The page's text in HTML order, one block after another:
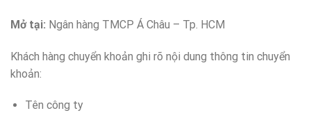
Mở tại: Ngân hàng TMCP Á Châu – Tp. HCM
Khách hàng chuyển khoản ghi rõ nội dung thông tin chuyển
khoản:
Tên công ty